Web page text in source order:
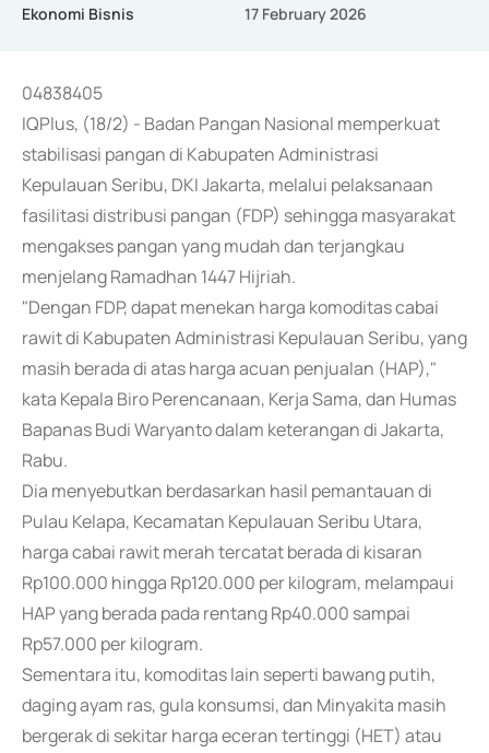
Ekonomi Bisnis 17 February 2026
04838405
IQPlus, (18/2) - Badan Pangan Nasional memperkuat
stabilisasi pangan di Kabupaten Administrasi
Kepulauan Seribu, DKI Jakarta, melalui pelaksanaan
fasilitasi distribusi pangan (FDP) sehingga masyarakat
mengakses pangan yang mudah dan terjangkau
menjelang Ramadhan 1447 Hijriah.
"Dengan FDP, dapat menekan harga komoditas cabai
rawit di Kabupaten Administrasi Kepulauan Seribu, yang
masih berada di atas harga acuan penjualan (HAP),"
kata Kepala Biro Perencanaan, Kerja Sama, dan Humas
Bapanas Budi Waryanto dalam keterangan di Jakarta,
Rabu.
Dia menyebutkan berdasarkan hasil pemantauan di
Pulau Kelapa, Kecamatan Kepulauan Seribu Utara,
harga cabai rawit merah tercatat berada di kisaran
Rp100.000 hingga Rp120.000 per kilogram, melampaui
HAP yang berada pada rentang Rp40.000 sampai
Rp57.000 per kilogram.
Sementara itu, komoditas lain seperti bawang putih,
daging ayam ras, gula konsumsi, dan Minyakita masih
bergerak di sekitar harga eceran tertinggi (HET) atau